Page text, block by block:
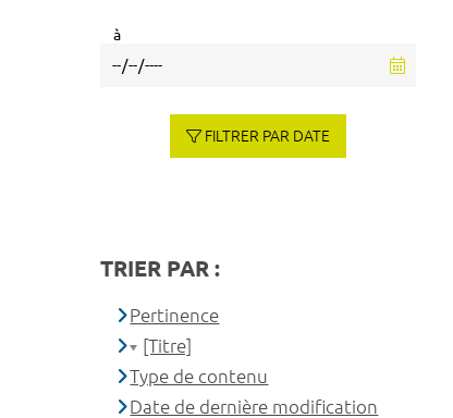
à
FILTRER PAR DATE
TRIER PAR :
Pertinence
[Titre]
Type de contenu
Date de dernière modification